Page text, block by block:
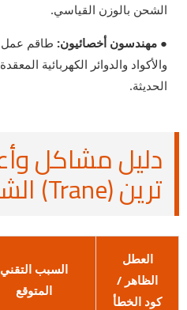
الشحن بالوزن القياسي.
● مهندسون أخصائيون: طاقم عمل
الحديثة.
دليل مشاكل
ترين (Trane) الشائعة
العطل
الظاهر /
كود الخطأ
السبب التقني
المتوقع